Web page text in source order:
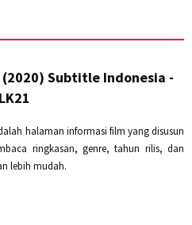
Subtitle Indonesia -
LK21
halaman informasi film yang disusun
ringkasan, genre, tahun rilis, dan
lebih mudah.